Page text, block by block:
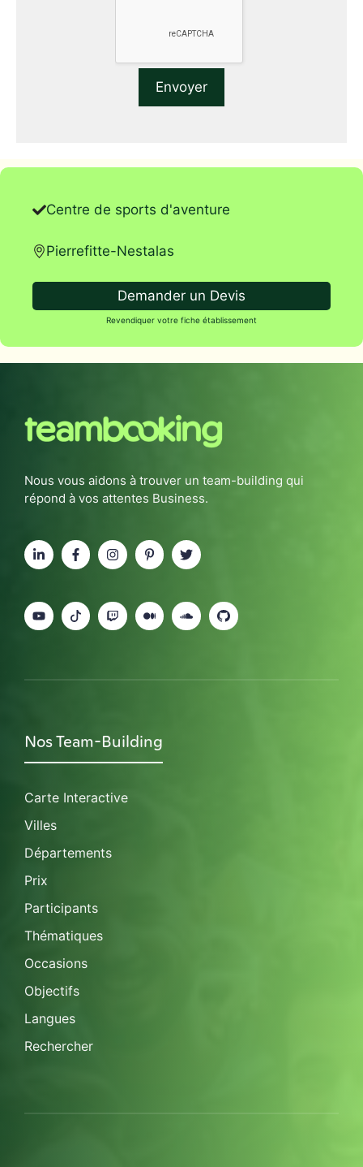
Centre de sports d'aventure
Pierrefitte-Nestalas
Demander un Devis
Revendiquer votre fiche établissement
Nous vous aidons à trouver un team-building qui
répond à vos attentes Business.
Nos Team-Building
Carte Interactive
Villes
Départements
Prix
Participants
Thématiques
Occasions
Objectifs
Langues
Rechercher